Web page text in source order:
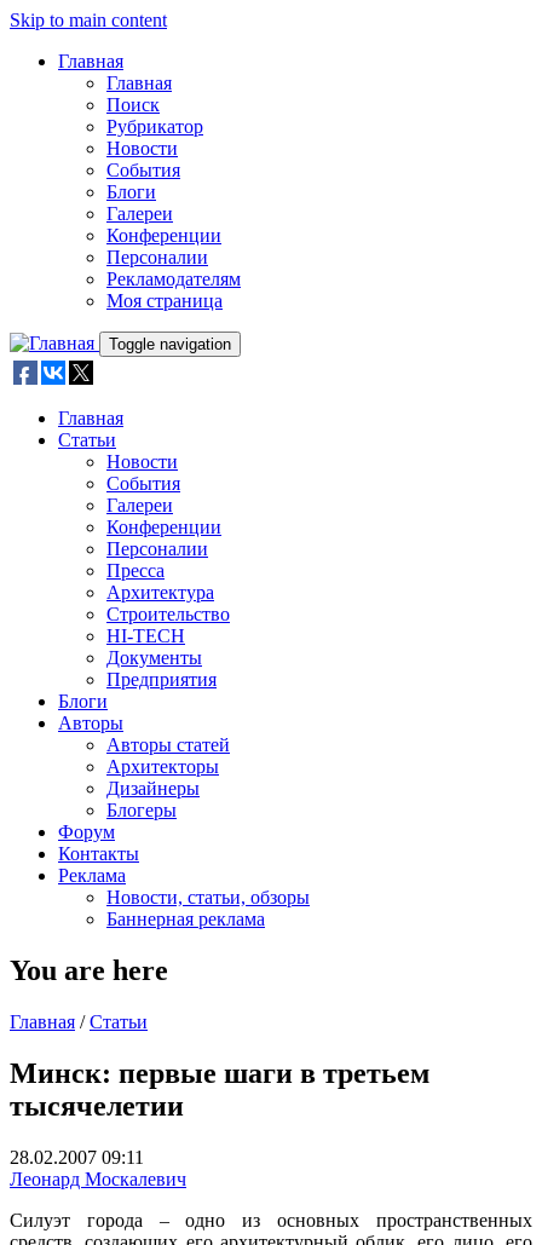
Skip to main content
Главная
Главная
Поиск
Рубрикатор
Новости
События
Блоги
Галереи
Конференции
Персоналии
Рекламодателям
Моя страница
Toggle navigation
Главная
Статьи
Новости
События
Галереи
Конференции
Персоналии
Пресса
Архитектура
Строительство
HI-TECH
Документы
Предприятия
Блоги
Авторы
Авторы статей
Архитекторы
Дизайнеры
Блогеры
Форум
Контакты
Реклама
Новости, статьи, обзоры
Баннерная реклама
You are here
Главная / Статьи
Минск: первые шаги в третьем
тысячелетии
28.02.2007 09:11
Леонард Москалевич
Силуэт города – одно из основных пространственных